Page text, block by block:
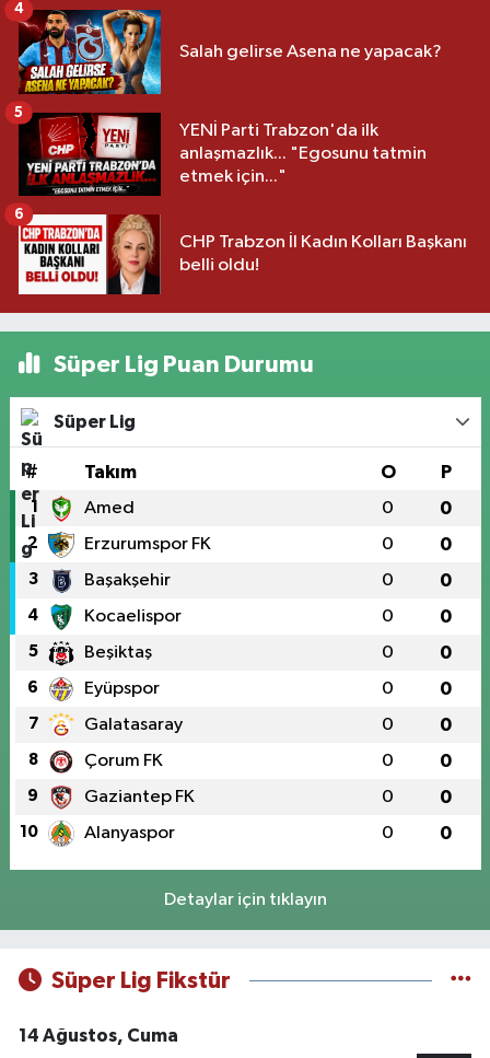
Salah gelirse Asena ne yapacak?
4
YENİ Parti Trabzon'da ilk
anlaşmazlık... "Egosunu tatmin
etmek için..."
5
CHP Trabzon İl Kadın Kolları Başkanı
belli oldu!
6
Süper Lig Puan Durumu
Süper Lig
# Takım O P
1 Amed 0 0
2 Erzurumspor FK 0 0
3 Başakşehir 0 0
4 Kocaelispor 0 0
5 Beşiktaş 0 0
6 Eyüpspor 0 0
7 Galatasaray 0 0
8 Çorum FK 0 0
9 Gaziantep FK 0 0
10 Alanyaspor 0 0
Detaylar için tıklayın
Süper Lig Fikstür
14 Ağustos, Cuma